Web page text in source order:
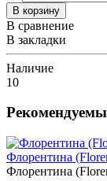
В корзину
В сравнение
В закладки
Наличие
10
Флорентина
Флорентина